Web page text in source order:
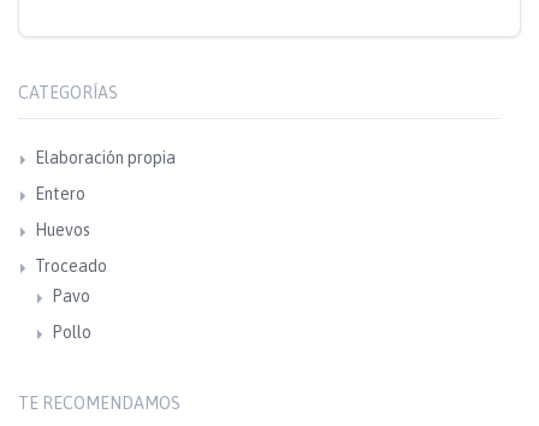
CATEGORÍAS
Elaboración propia
Entero
Huevos
Troceado
Pavo
Pollo
TE RECOMENDAMOS